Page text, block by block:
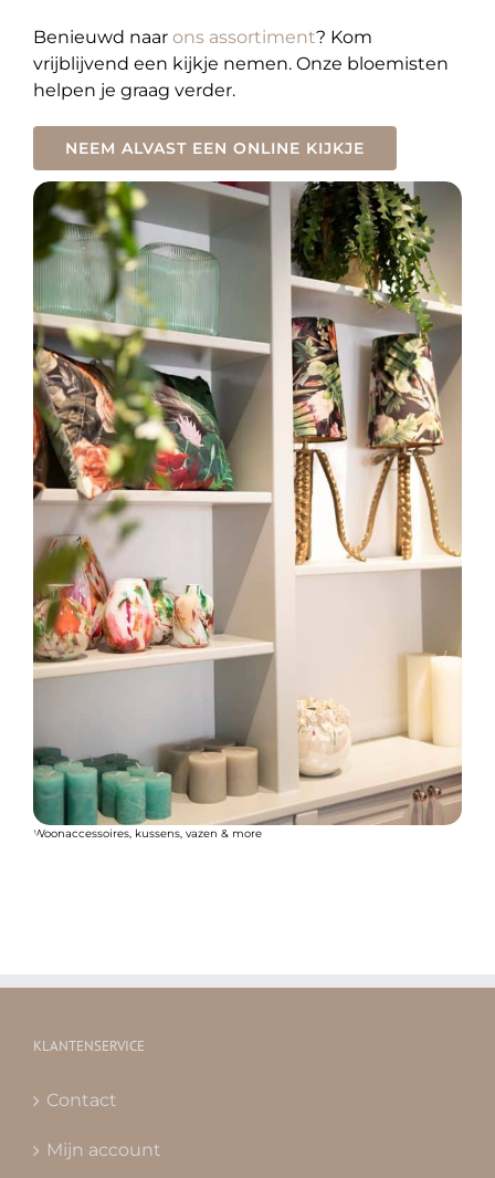
Benieuwd naar ons assortiment? Kom
vrijblijvend een kijkje nemen. Onze bloemisten
helpen je graag verder.
NEEM ALVAST EEN ONLINE KIJKJE
Woonaccessoires, kussens, vazen & more
KLANTENSERVICE
Contact
Mijn account